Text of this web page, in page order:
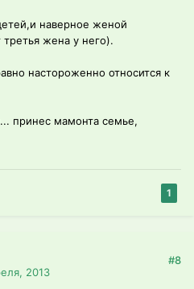
наверное женой
третья жена у него).
настороженно относится к
принес мамонта семье,
1
2013
#8